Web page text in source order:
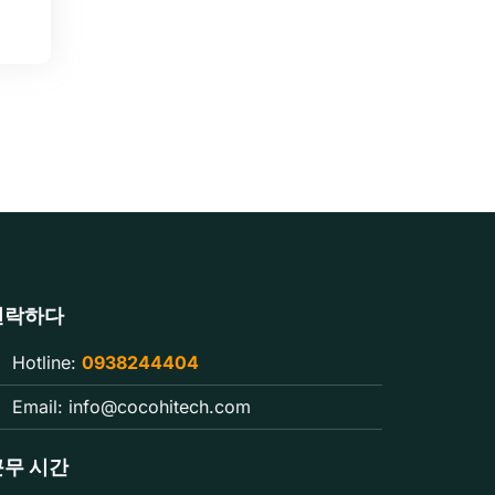
락하다
Hotline: 0938244404
Email: info@cocohitech.com
무 시간